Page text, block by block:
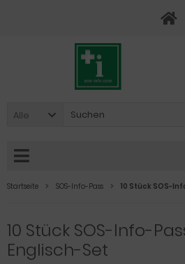
Alle
Startseite SOS-Info-Pass 10 Stück SOS-
10 Stück SOS-Info-
Englisch-Set